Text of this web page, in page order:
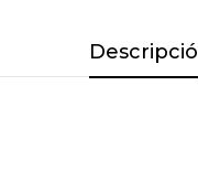
Descripció